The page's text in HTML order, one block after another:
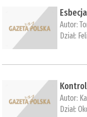
Autor:
Dział:
Autor:
Dział: